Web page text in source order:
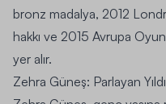
bronz madalya, 2012
hakkı ve 2015 Avrupa
yer alır.
Zehra Güneş: Parlayan